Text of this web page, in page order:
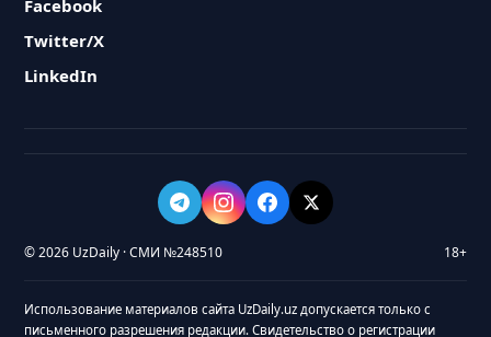
Facebook
Twitter/X
LinkedIn
© 2026 UzDaily · СМИ №248510 18+
Использование материалов сайта UzDaily.uz допускается только с
письменного разрешения редакции. Свидетельство о регистрации